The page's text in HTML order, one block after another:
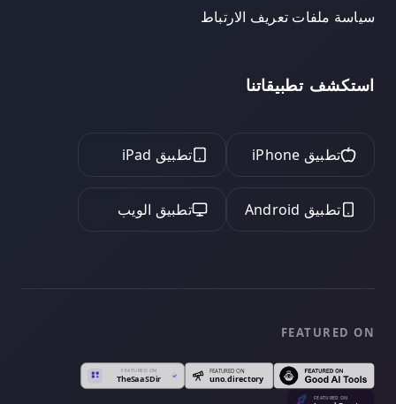
سياسة ملفات تعريف الارتباط
استكشف تطبيقاتنا
تطبيق iPhone تطبيق iPad
تطبيق Android تطبيق الويب
FEATURED ON